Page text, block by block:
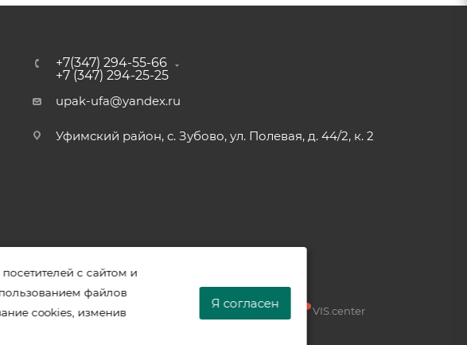
+7(347) 294-55-66
+7 (347) 294-25-25
upak-ufa@yandex.ru
Уфимский район, с. Зубово, ул. Полевая, д. 44/2, к. 2
Разработка — VIS.center
с сайтом и
файлов
cookies, изменив
Я согласен